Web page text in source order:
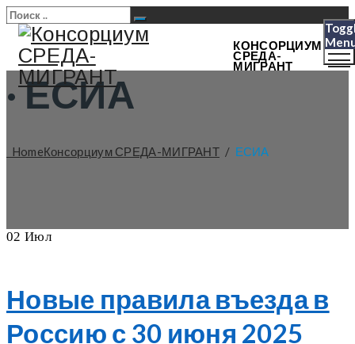
КОНСОРЦИУМ
СРЕДА-
МИГРАНТ
·ЕСИА
HomeКонсорциум СРЕДА-МИГРАНТ / ЕСИА
02 Июл
Новые правила въезда в
Россию с 30 июня 2025